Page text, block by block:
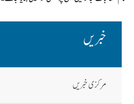
خبریں
مرکزی خبریں